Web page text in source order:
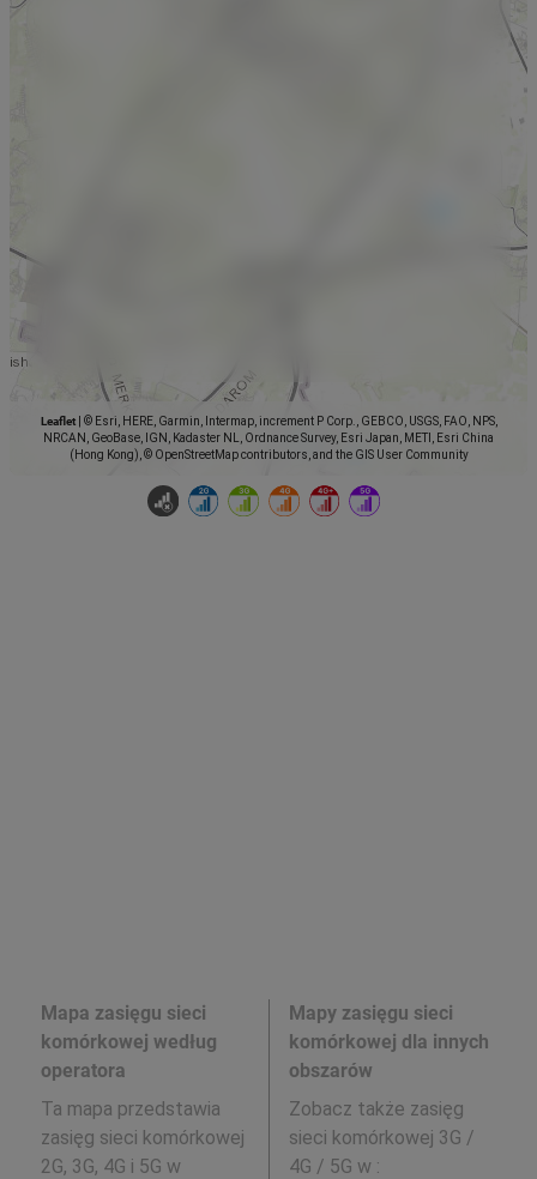
Leaflet
© Esri, HERE, Garmin, Intermap, increment P Corp., GEBCO, USGS, FAO, NPS,
NRCAN, GeoBase, IGN, Kadaster NL, Ordnance Survey, Esri Japan, METI, Esri China
(Hong Kong), © OpenStreetMap contributors, and the GIS User Community
Mapa zasięgu sieci
komórkowej według
operatora
Ta mapa przedstawia
zasięg sieci komórkowej
2G, 3G, 4G i 5G w
Mapy zasięgu sieci
komórkowej dla innych
obszarów
Zobacz także zasięg
sieci komórkowej 3G /
4G / 5G w :